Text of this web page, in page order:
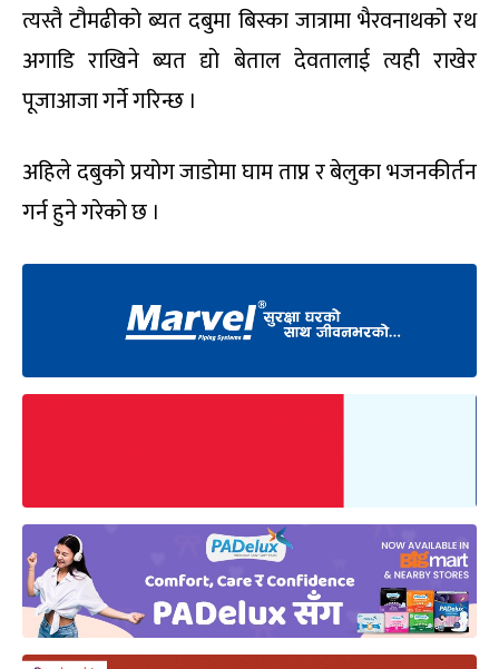
त्यस्तै टौमढीको ब्यत दबुमा बिस्का जात्रामा भैरवनाथको रथ
अगाडि राखिने ब्यत द्यो बेताल देवतालाई त्यही राखेर
पूजाआजा गर्ने गरिन्छ ।
अहिले दबुको प्रयोग जाडोमा घाम ताप्न र बेलुका भजनकीर्तन
गर्न हुने गरेको छ ।